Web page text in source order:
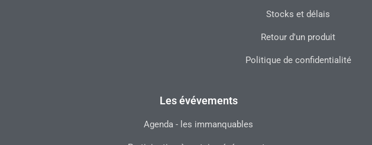
Stocks et délais
Retour d'un produit
Politique de confidentialité
Les évévements
Agenda - les immanquables